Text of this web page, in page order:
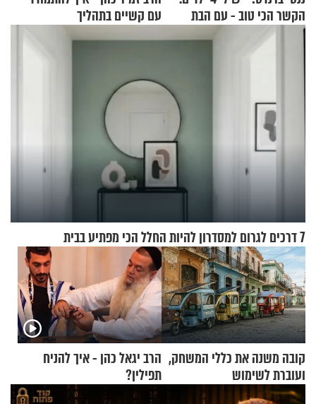
הקשר הכי טוב - עם הבת
החרדית"
עם קשיים בתהליך
ההתחזקות?
7 דרכים לגרום למסדרון להיות החלל הכי מפתיע בבית
קובה משנה את כללי המשחק,
ועוברת לשימוש
בתלת־אופנועים סולאריים
הרב יגאל כהן - איך להניח
תפילין?